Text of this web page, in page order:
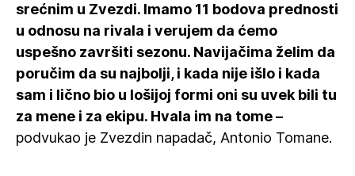
srećnim u Zvezdi. Imamo 11 bodova prednosti
u odnosu na rivala i verujem da ćemo
uspešno završiti sezonu. Navijačima želim da
poručim da su najbolji, i kada nije išlo i kada
sam i lično bio u lošijoj formi oni su uvek bili tu
za mene i za ekipu. Hvala im na tome –
podvukao je Zvezdin napadač, Antonio Tomane.